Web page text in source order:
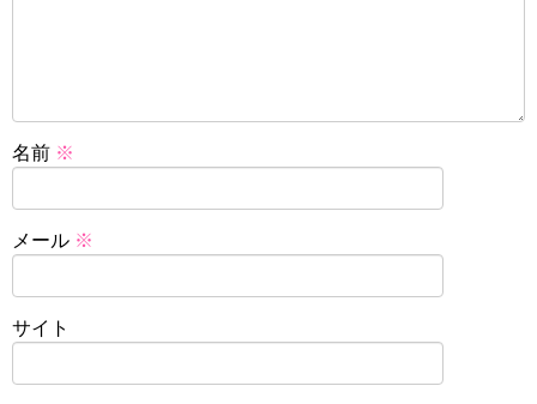
名前 ※
メール ※
サイト